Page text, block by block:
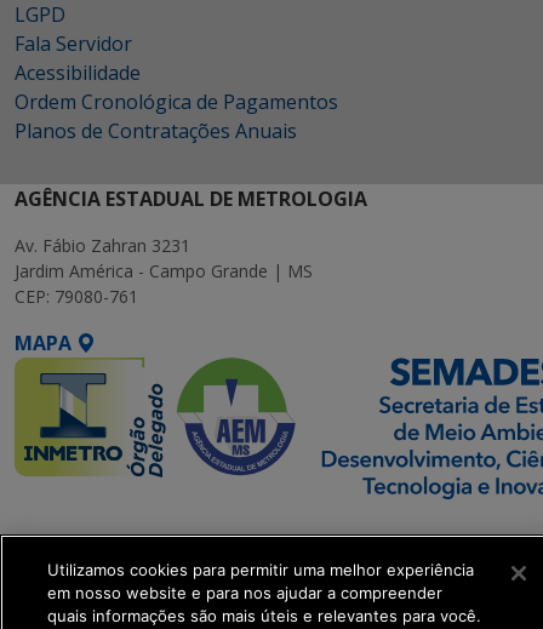
LGPD
Fala Servidor
Acessibilidade
Ordem Cronológica de Pagamentos
Planos de Contratações Anuais
AGÊNCIA ESTADUAL DE METROLOGIA
Av. Fábio Zahran 3231
Jardim América - Campo Grande | MS
CEP: 79080-761
MAPA
SETDIG | Secretaria-
Executiva de
Transformação Digital
Utilizamos cookies para permitir uma melhor experiência
em nosso website e para nos ajudar a compreender
quais informações são mais úteis e relevantes para você.